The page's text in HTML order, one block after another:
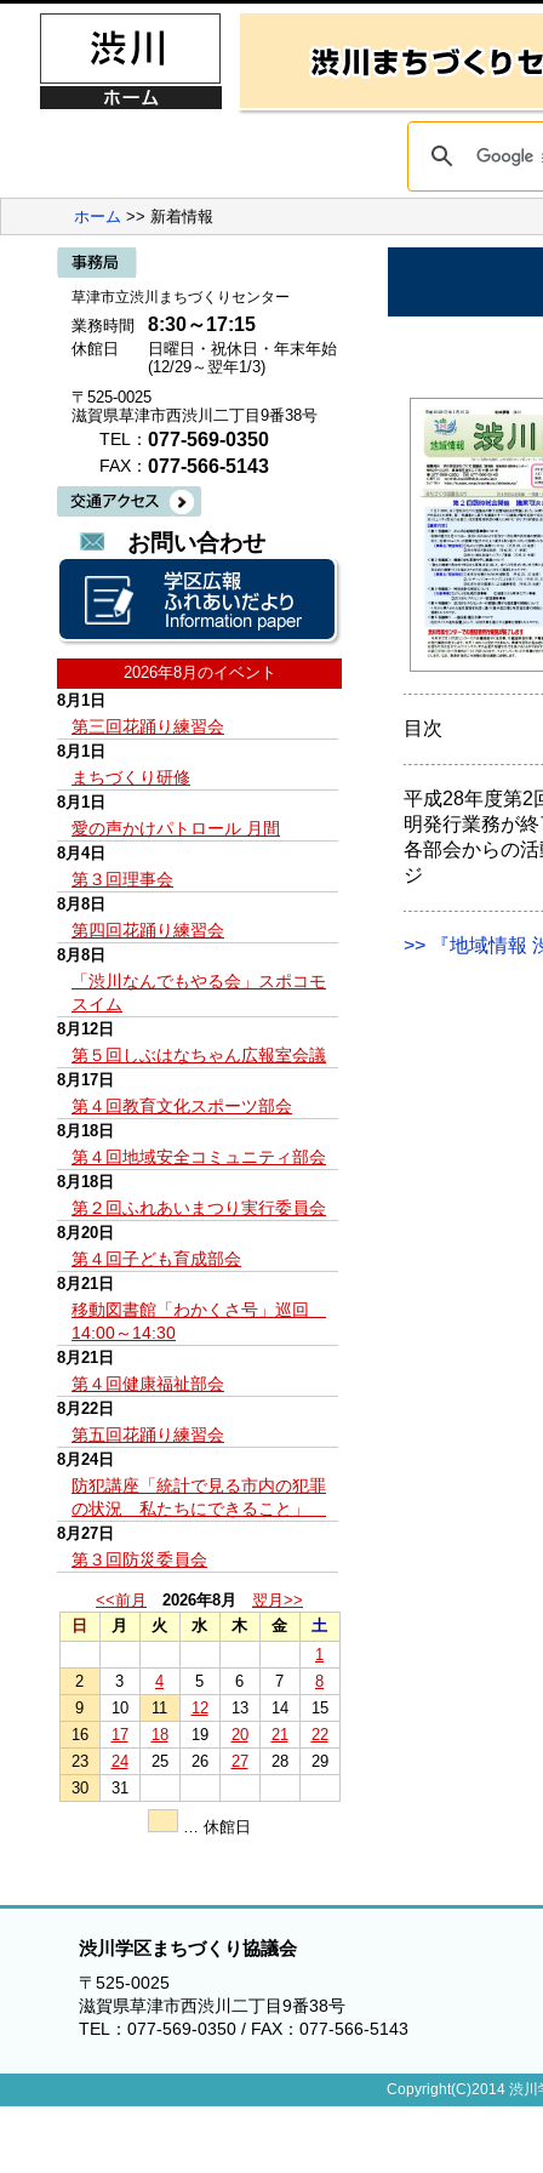
ホーム >> 新着情報
草津市立渋川まちづくりセンター
業務時間 8:30～17:15
休館日
日曜日・祝休日・年末年始
(12/29～翌年1/3)
〒525-0025
滋賀県草津市西渋川二丁目9番38号
TEL： 077-569-0350
FAX： 077-566-5143
お問い合わせ
2026年8月のイベント
8月1日
第三回花踊り練習会
8月1日
まちづくり研修
8月1日
愛の声かけパトロール 月間
8月4日
第３回理事会
8月8日
第四回花踊り練習会
8月8日
「渋川なんでもやる会」スポコモ
スイム
8月12日
第５回しぶはなちゃん広報室会議
8月17日
第４回教育文化スポーツ部会
8月18日
第４回地域安全コミュニティ部会
8月18日
第２回ふれあいまつり実行委員会
8月20日
第４回子ども育成部会
8月21日
移動図書館「わかくさ号」巡回
14:00～14:30
8月21日
第４回健康福祉部会
8月22日
第五回花踊り練習会
8月24日
防犯講座「統計で見る市内の犯罪
の状況 私たちにできること」
8月27日
第３回防災委員会
<<前月 2026年8月
翌月>>
日
月 火 水 木 金
土
1
2
3 4 5 6 7
8
9
10 11 12 13 14
15
16
17 18 19 20 21
22
23
24 25 26 27 28
29
30
31
… 休館日
目次
平成28年度第2
明発行業務が
各部会からの
ジ
>> 『地域情報
渋川学区まちづくり協議会
〒525-0025
滋賀県草津市西渋川二丁目9番38号
TEL：077-569-0350 / FAX：077-566-5143
Copyright(C)2014 渋川